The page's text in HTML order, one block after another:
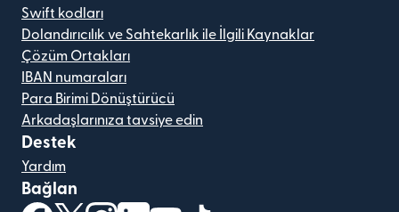
Swift kodları
Dolandırıcılık ve Sahtekarlık ile İlgili Kaynaklar
Çözüm Ortakları
IBAN numaraları
Para Birimi Dönüştürücü
Arkadaşlarınıza tavsiye edin
Destek
Yardım
Bağlan